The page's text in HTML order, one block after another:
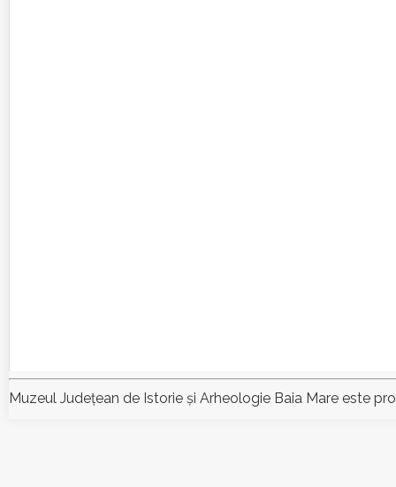
Muzeul Judeţean de Istorie şi Arheologie Baia Mare este